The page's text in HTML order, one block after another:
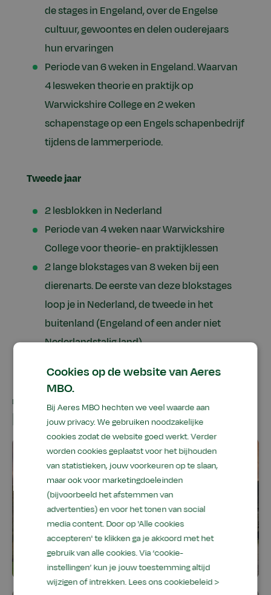
de stages in Engeland, over de Engelse
cultuur, gewoontes en delen ouderejaars
hun ervaringen
Periode van 6 weken in Engeland. Waarvan
4 lesweken theorie en praktijk op
Warwickshire College en 2 weken
schapenstage op een Engels schapenbedrijf
tijdens de lammerperiode.
Tweede jaar
2 lesblokken in Nederland
Periode van 4 weken naar Warwickshire
College voor theorie- en praktijklessen
2 lange blokstages van 8 weken bij een
dierenarts. De eerste van deze blokstages
loop je in Nederland, de tweede in het
buitenland (Engeland of een ander niet
Nederlandstalig land)
DE OPLEIDING IN BEELD
Hier leer je het
Cookies op de website van Aeres
MBO.
Bij Aeres MBO hechten we veel waarde aan
jouw privacy. We gebruiken noodzakelijke
cookies zodat de website goed werkt. Verder
worden cookies geplaatst voor het bijhouden
van statistieken, jouw voorkeuren op te slaan,
maar ook voor marketingdoeleinden
(bijvoorbeeld het afstemmen van
advertenties) en voor het tonen van social
media content. Door op 'Alle cookies
accepteren' te klikken ga je akkoord met het
gebruik van alle cookies. Via ‘cookie-
instellingen’ kun je jouw toestemming altijd
wijzigen of intrekken. Lees ons cookiebeleid >